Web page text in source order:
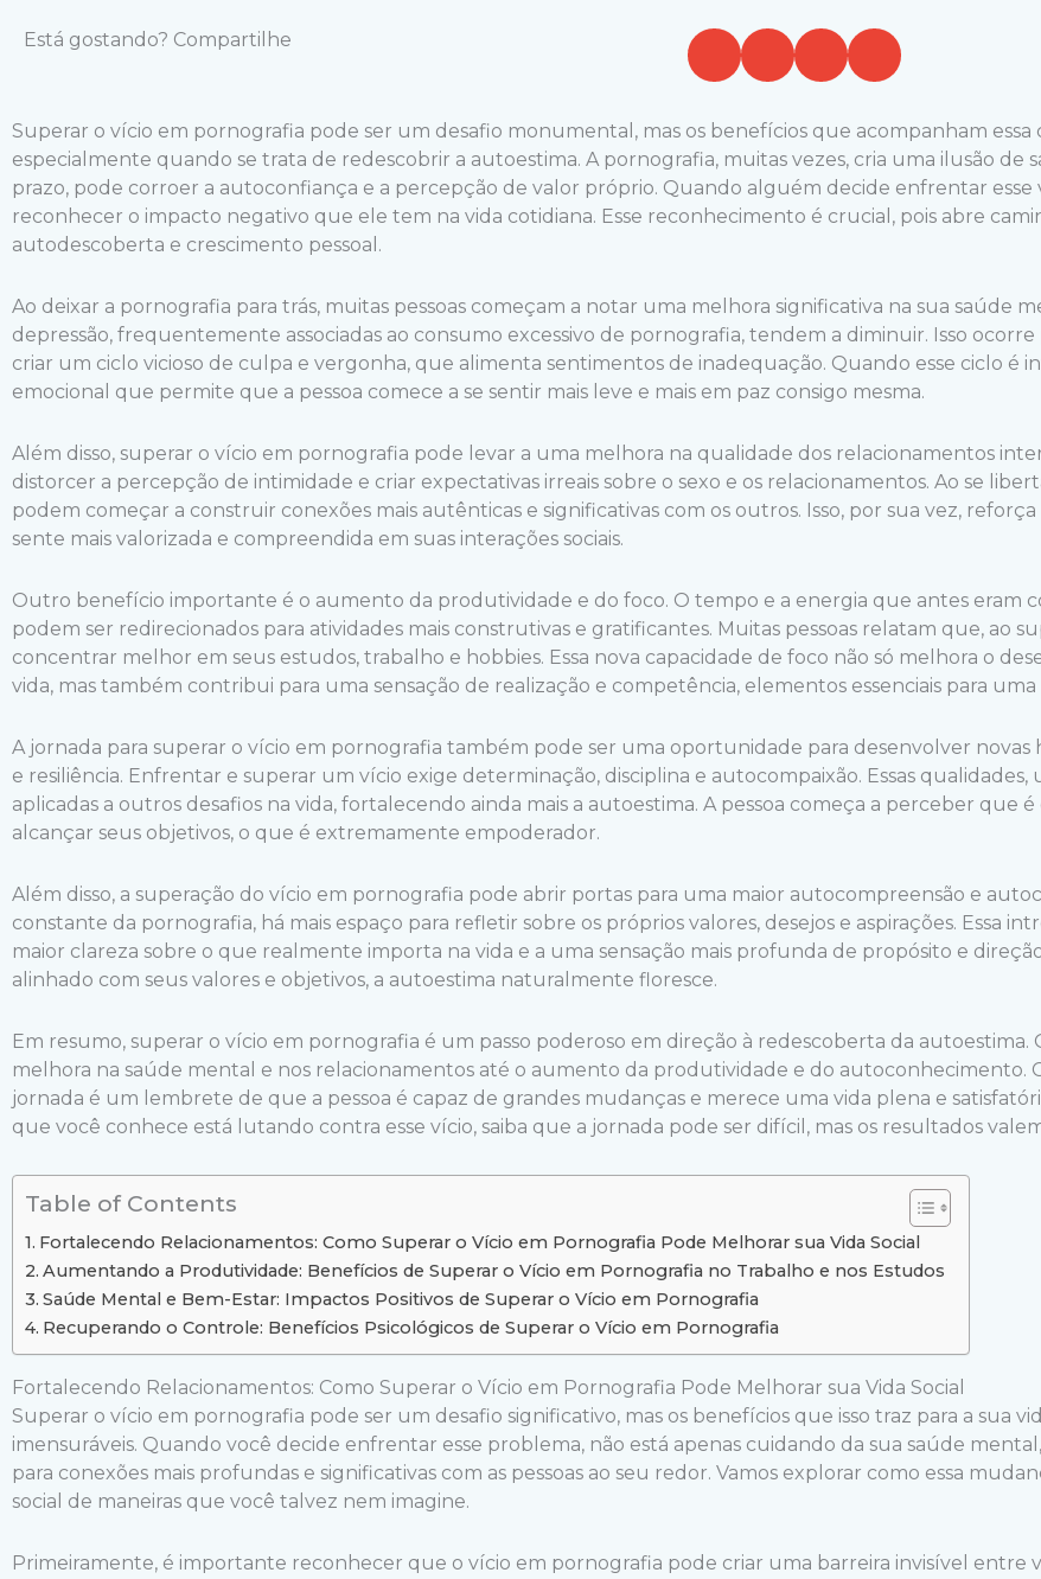
Está gostando? Compartilhe
Superar o vício em pornografia pode ser um desafio monumental, mas os benefícios que acompanham essa
especialmente quando se trata de redescobrir a autoestima. A pornografia, muitas vezes, cria uma ilusão de
prazo, pode corroer a autoconfiança e a percepção de valor próprio. Quando alguém decide enfrentar esse
reconhecer o impacto negativo que ele tem na vida cotidiana. Esse reconhecimento é crucial, pois abre
autodescoberta e crescimento pessoal.
Ao deixar a pornografia para trás, muitas pessoas começam a notar uma melhora significativa na sua saúde
depressão, frequentemente associadas ao consumo excessivo de pornografia, tendem a diminuir. Isso
criar um ciclo vicioso de culpa e vergonha, que alimenta sentimentos de inadequação. Quando esse ciclo é
emocional que permite que a pessoa comece a se sentir mais leve e mais em paz consigo mesma.
Além disso, superar o vício em pornografia pode levar a uma melhora na qualidade dos relacionamentos
distorcer a percepção de intimidade e criar expectativas irreais sobre o sexo e os relacionamentos. Ao se
podem começar a construir conexões mais autênticas e significativas com os outros. Isso, por sua vez, reforça
sente mais valorizada e compreendida em suas interações sociais.
Outro benefício importante é o aumento da produtividade e do foco. O tempo e a energia que antes eram
podem ser redirecionados para atividades mais construtivas e gratificantes. Muitas pessoas relatam que, ao
concentrar melhor em seus estudos, trabalho e hobbies. Essa nova capacidade de foco não só melhora o
vida, mas também contribui para uma sensação de realização e competência, elementos essenciais para
A jornada para superar o vício em pornografia também pode ser uma oportunidade para desenvolver
e resiliência. Enfrentar e superar um vício exige determinação, disciplina e autocompaixão. Essas qualidades,
aplicadas a outros desafios na vida, fortalecendo ainda mais a autoestima. A pessoa começa a perceber que
alcançar seus objetivos, o que é extremamente empoderador.
Além disso, a superação do vício em pornografia pode abrir portas para uma maior autocompreensão e
constante da pornografia, há mais espaço para refletir sobre os próprios valores, desejos e aspirações. Essa
maior clareza sobre o que realmente importa na vida e a uma sensação mais profunda de propósito e
alinhado com seus valores e objetivos, a autoestima naturalmente floresce.
Em resumo, superar o vício em pornografia é um passo poderoso em direção à redescoberta da autoestima.
melhora na saúde mental e nos relacionamentos até o aumento da produtividade e do autoconhecimento.
jornada é um lembrete de que a pessoa é capaz de grandes mudanças e merece uma vida plena e
que você conhece está lutando contra esse vício, saiba que a jornada pode ser difícil, mas os resultados
Table of Contents
Fortalecendo Relacionamentos: Como Superar o Vício em Pornografia Pode Melhorar sua Vida Social
Aumentando a Produtividade: Benefícios de Superar o Vício em Pornografia no Trabalho e nos Estudos
Saúde Mental e Bem-Estar: Impactos Positivos de Superar o Vício em Pornografia
Recuperando o Controle: Benefícios Psicológicos de Superar o Vício em Pornografia
Fortalecendo Relacionamentos: Como Superar o Vício em Pornografia Pode Melhorar sua Vida Social
Superar o vício em pornografia pode ser um desafio significativo, mas os benefícios que isso traz para a sua
imensuráveis. Quando você decide enfrentar esse problema, não está apenas cuidando da sua saúde
para conexões mais profundas e significativas com as pessoas ao seu redor. Vamos explorar como essa
social de maneiras que você talvez nem imagine.
Primeiramente, é importante reconhecer que o vício em pornografia pode criar uma barreira invisível entre